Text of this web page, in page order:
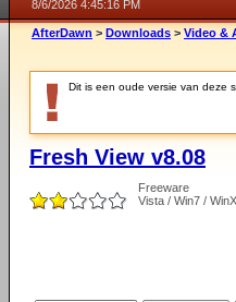
8/6/2026 4:45:16 PM
AfterDawn > Downloads > Video &
Dit is een oude versie van deze
Fresh View v8.08
Freeware
Vista / Win7 /